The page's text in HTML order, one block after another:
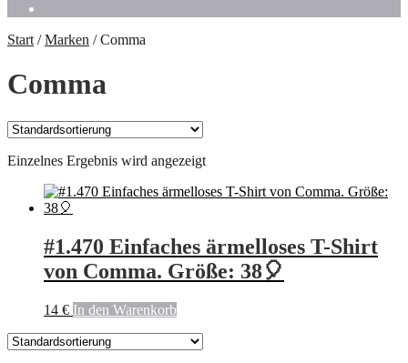
Start /Marken /Comma
Comma
Einzelnes Ergebnis wird angezeigt
#1.470 Einfaches ärmelloses T-Shirt
von Comma. Größe: 38🎈
14 € In den Warenkorb